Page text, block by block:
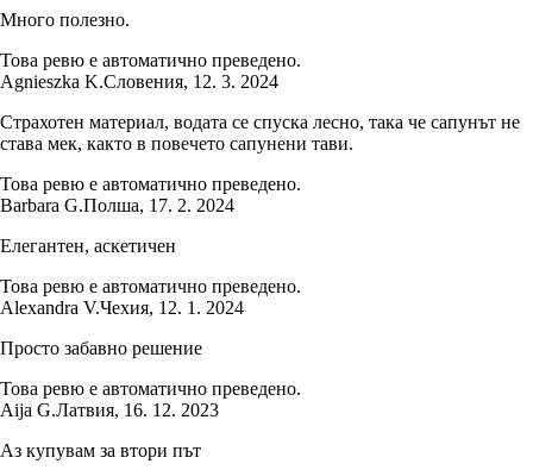
Много полезно.
Това ревю е автоматично преведено.
Agnieszka K.Словения, 12. 3. 2024
Страхотен материал, водата се спуска лесно, така че сапунът не
става мек, както в повечето сапунени тави.
Това ревю е автоматично преведено.
Barbara G.Полша, 17. 2. 2024
Елегантен, аскетичен
Това ревю е автоматично преведено.
Alexandra V.Чехия, 12. 1. 2024
Просто забавно решение
Това ревю е автоматично преведено.
Aija G.Латвия, 16. 12. 2023
Аз купувам за втори път